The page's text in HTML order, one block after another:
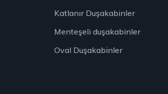
Katlanır Duşakabinler
Menteşeli duşakabinler
Oval Duşakabinler